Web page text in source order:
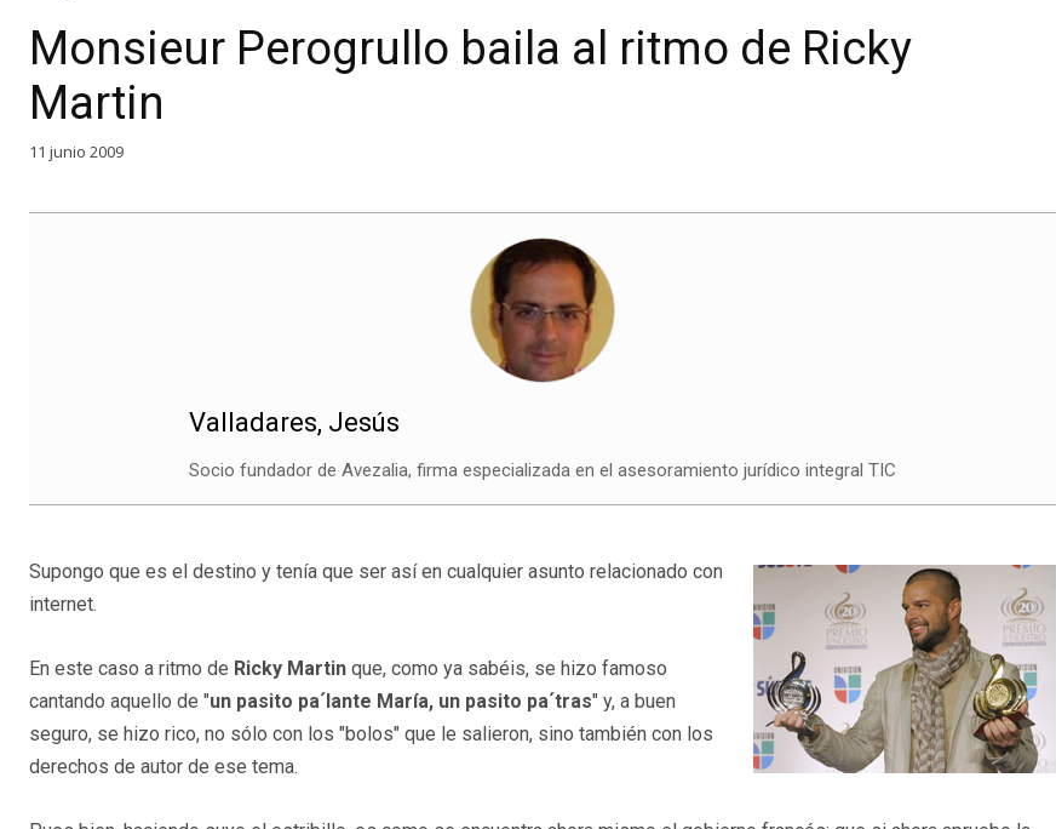
Monsieur Perogrullo baila al ritmo de Ricky
Martin
11 junio 2009
Valladares, Jesús
Socio fundador de Avezalia, firma especializada en el asesoramiento jurídico integral TIC
Supongo que es el destino y tenía que ser así en cualquier asunto relacionado con
internet.
En este caso a ritmo de Ricky Martin que, como ya sabéis, se hizo famoso
cantando aquello de "un pasito pa´lante María, un pasito pa´tras" y, a buen
seguro, se hizo rico, no sólo con los "bolos" que le salieron, sino también con los
derechos de autor de ese tema.